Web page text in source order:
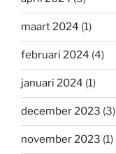
maart 2024 (1)
februari 2024 (4)
januari 2024 (1)
december 2023 (3)
november 2023 (1)